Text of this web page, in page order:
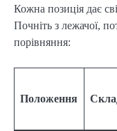
Кожна позиція дає
Почніть з лежачої,
порівняння:
Положення